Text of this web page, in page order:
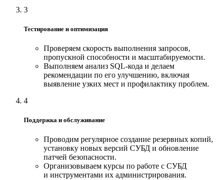
3
Тестирование и оптимизация
Проверяем скорость выполнения запросов,
пропускной способности и масштабируемости.
Выполняем анализ SQL-кода и делаем
рекомендации по его улучшению, включая
выявление узких мест и профилактику проблем.
4
Поддержка и обслуживание
Проводим регулярное создание резервных копий,
установку новых версий СУБД и обновление
патчей безопасности.
Организовываем курсы по работе с СУБД
и инструментами их администрирования.